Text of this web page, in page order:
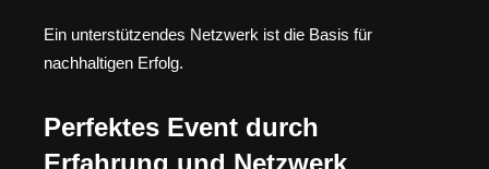
Ein unterstützendes Netzwerk ist die Basis für
nachhaltigen Erfolg.
Perfektes Event durch
Erfahrung und Netzwerk